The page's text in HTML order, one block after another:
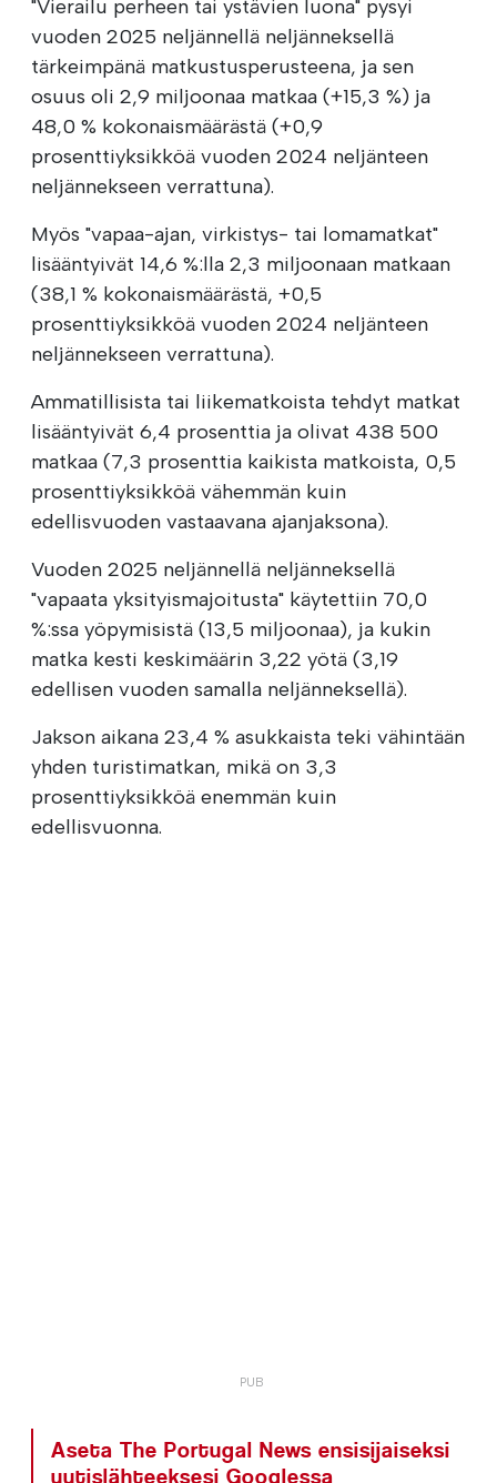
"Vierailu perheen tai ystävien luona" pysyi
vuoden 2025 neljännellä neljänneksellä
tärkeimpänä matkustusperusteena, ja sen
osuus oli 2,9 miljoonaa matkaa (+15,3 %) ja
48,0 % kokonaismäärästä (+0,9
prosenttiyksikköä vuoden 2024 neljänteen
neljännekseen verrattuna).
Myös "vapaa-ajan, virkistys- tai lomamatkat"
lisääntyivät 14,6 %:lla 2,3 miljoonaan matkaan
(38,1 % kokonaismäärästä, +0,5
prosenttiyksikköä vuoden 2024 neljänteen
neljännekseen verrattuna).
Ammatillisista tai liikematkoista tehdyt matkat
lisääntyivät 6,4 prosenttia ja olivat 438 500
matkaa (7,3 prosenttia kaikista matkoista, 0,5
prosenttiyksikköä vähemmän kuin
edellisvuoden vastaavana ajanjaksona).
Vuoden 2025 neljännellä neljänneksellä
"vapaata yksityismajoitusta" käytettiin 70,0
%:ssa yöpymisistä (13,5 miljoonaa), ja kukin
matka kesti keskimäärin 3,22 yötä (3,19
edellisen vuoden samalla neljänneksellä).
Jakson aikana 23,4 % asukkaista teki vähintään
yhden turistimatkan, mikä on 3,3
prosenttiyksikköä enemmän kuin
edellisvuonna.
Aseta The Portugal News ensisijaiseksi
uutislähteeksesi Googlessa